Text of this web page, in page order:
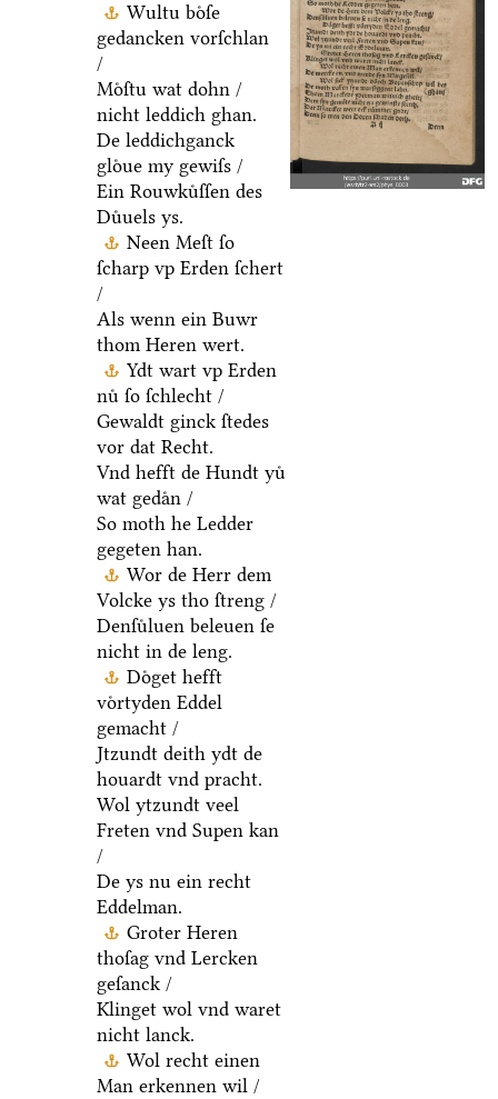
Wultu boͤſe
gedancken vorſchlan
/
Moͤſtu wat dohn /
nicht leddich ghan.
De leddichganck
gloͤue my gewiſs /
Ein Rouwkuͤſſen des
Duͤuels ys.
Neen Meſt ſo
ſcharp vp Erden ſchert
/
Als wenn ein Buwr
thom Heren wert.
Ydt wart vp Erden
nuͤ ſo ſchlecht /
Gewaldt ginck ſtedes
vor dat Recht.
Vnd hefft de Hundt yuͤ
wat gedaͤn /
So moth he Ledder
gegeten han.
Wor de Herr dem
Volcke ys tho ſtreng /
Denſuͤluen beleuen ſe
nicht in de leng.
Doͤget hefft
voͤrtyden Eddel
gemacht /
Jtzundt deith ydt de
houardt vnd pracht.
Wol ytzundt veel
Freten vnd Supen kan
/
De ys nu ein recht
Eddelman.
Groter Heren
thoſag vnd Lercken
geſanck /
Klinget wol vnd waret
nicht lanck.
Wol recht einen
Man erkennen wil /